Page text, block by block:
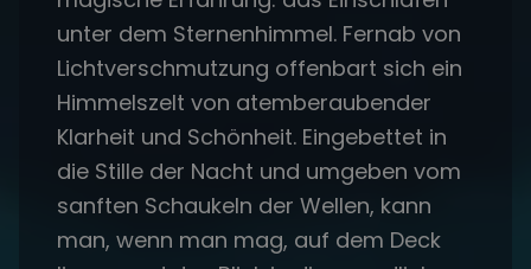
unter dem Sternenhimmel. Fernab von
Lichtverschmutzung offenbart sich ein
Himmelszelt von atemberaubender
Klarheit und Schönheit. Eingebettet in
die Stille der Nacht und umgeben vom
sanften Schaukeln der Wellen, kann
man, wenn man mag, auf dem Deck